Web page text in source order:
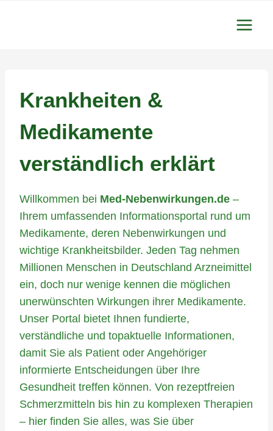
Krankheiten &
Medikamente
verständlich erklärt
Willkommen bei Med-Nebenwirkungen.de –
Ihrem umfassenden Informationsportal rund um
Medikamente, deren Nebenwirkungen und
wichtige Krankheitsbilder. Jeden Tag nehmen
Millionen Menschen in Deutschland Arzneimittel
ein, doch nur wenige kennen die möglichen
unerwünschten Wirkungen ihrer Medikamente.
Unser Portal bietet Ihnen fundierte,
verständliche und topaktuelle Informationen,
damit Sie als Patient oder Angehöriger
informierte Entscheidungen über Ihre
Gesundheit treffen können. Von rezeptfreien
Schmerzmitteln bis hin zu komplexen Therapien
– hier finden Sie alles, was Sie über